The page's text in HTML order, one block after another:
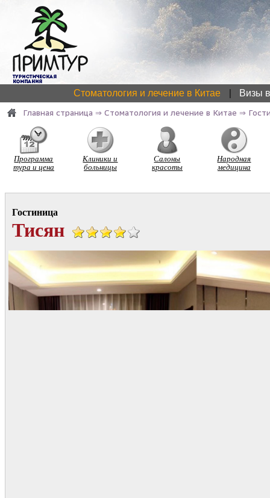
Стоматология и лечение в Китае |
Визы
Главная страница ⇒ Стоматология и лечение в Китае ⇒
Программа
тура и цена
Клиники и
больницы
Салоны
красоты
Народная
медицина
Гостиница
Тисян